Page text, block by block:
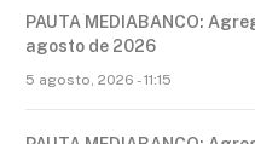
PAUTA MEDIABANCO:
agosto de 2026
5 agosto, 2026 - 11:15